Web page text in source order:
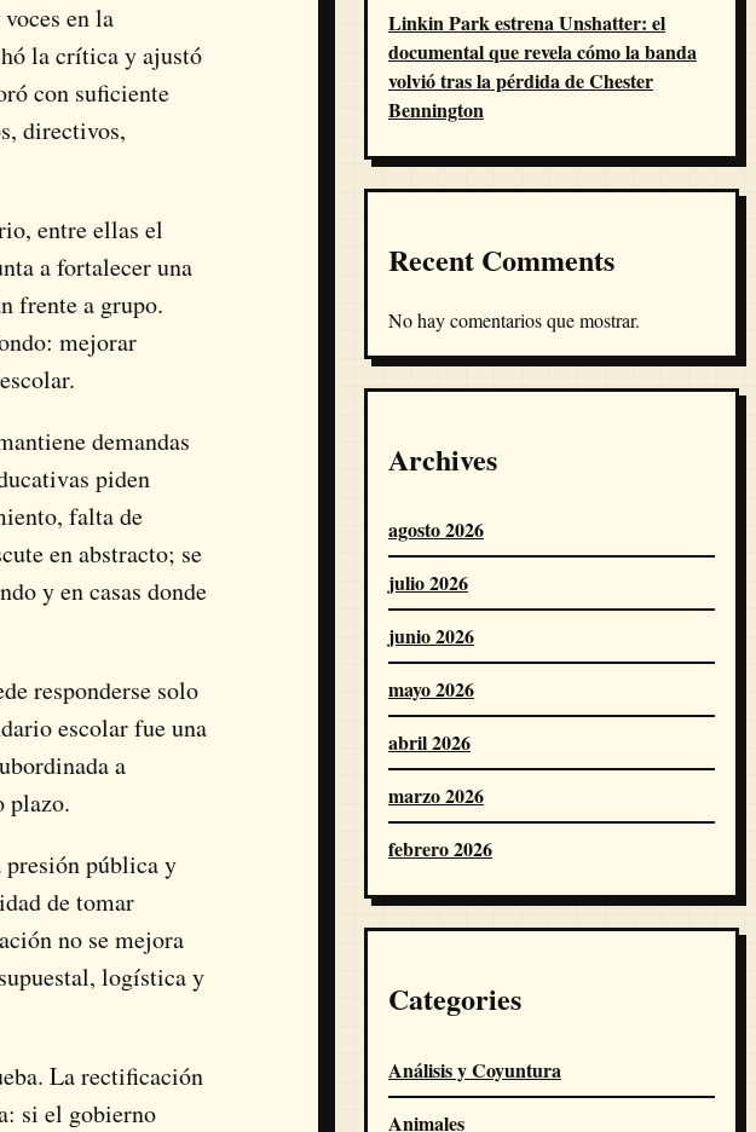
en la
la crítica y ajustó
con suficiente
directivos,
entre ellas el
a fortalecer una
frente a grupo.
mejorar
demandas
piden
falta de
en abstracto; se
y en casas donde
responderse solo
escolar fue una
a
plazo.
pública y
de tomar
no se mejora
logística y
La rectificación
si el gobierno
Linkin Park estrena Unshatter: el
documental que revela cómo la banda
volvió tras la pérdida de Chester
Bennington
Recent Comments
No hay comentarios que mostrar.
Archives
agosto 2026
julio 2026
junio 2026
mayo 2026
abril 2026
marzo 2026
febrero 2026
Categories
Análisis y Coyuntura
Animales